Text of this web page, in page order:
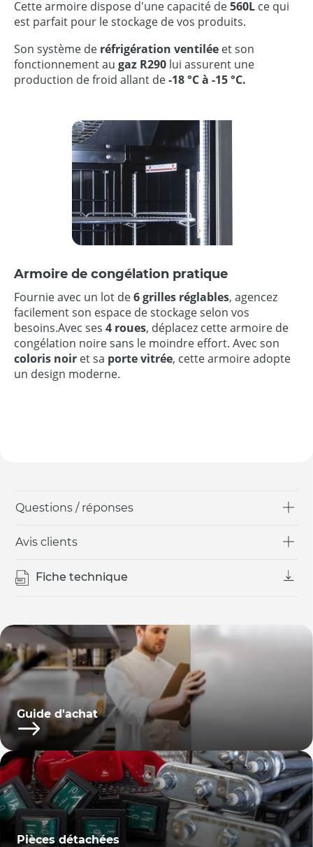
Questions / réponses
Avis clients
Fiche technique
Guide d'achat
Pièces détachées
Cette armoire dispose d'une capacité de560L ce qui
est parfait pour le stockage de vos produits.
Son système de réfrigération ventilée et son
fonctionnement au gaz R290 lui assurent une
production de froid allant de-18 °C à -15 °C.
Armoire de congélation pratique
Fournie avec un lot de6 grilles réglables, agencez
facilement son espace de stockage selon vos
besoins.Avec ses 4 roues, déplacez cette armoire de
congélation noire sans le moindre effort. Avec son
coloris noir et sa porte vitrée, cette armoire adopte
un design moderne.